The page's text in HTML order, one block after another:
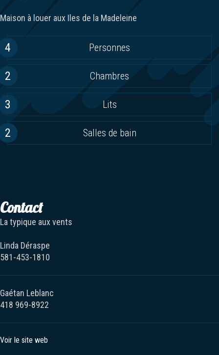
Maison à louer aux Iles de la Madeleine
4 Personnes
2 Chambres
3 Lits
2 Salles de bain
Contact
La typique aux vents
Linda Déraspe
581-453-1810
Gaétan Leblanc
418 969-8922
Voir le site web